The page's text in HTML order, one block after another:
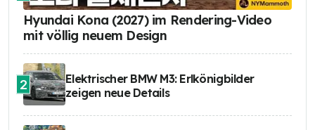
Hyundai Kona (2027) im Rendering-Video
mit völlig neuem Design
2
Elektrischer BMW M3: Erlkönigbilder
zeigen neue Details